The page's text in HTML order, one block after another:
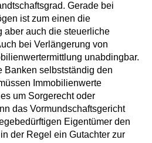
Gerade bei
ist zum einen die
aber auch die steuerliche
bei Verlängerung von
unabdingbar.
Banken selbstständig den
Immobilienwerte
um Sorgerecht oder
das Vormundschaftsgericht
Eigentümer den
der Regel ein Gutachter zur